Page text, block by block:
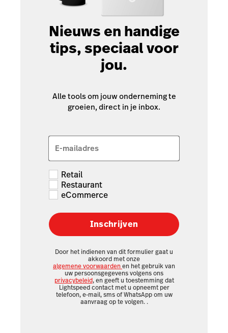
Nieuws en handige
tips, speciaal voor
jou.
Alle tools om jouw onderneming te
groeien, direct in je inbox.
E-mailadres
Retail
Restaurant
eCommerce
Inschrijven
Door het indienen van dit formulier gaat u
akkoord met onze
algemene voorwaardenen het gebruik van
uw persoonsgegevens volgens ons
privacybeleid, en geeft u toestemming dat
Lightspeed contact met u opneemt per
telefoon, e-mail, sms of WhatsApp om uw
aanvraag op te volgen. .